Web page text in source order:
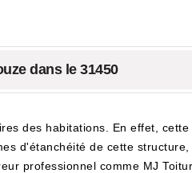
dans le 31450
des habitations. En effet,
d'étanchéité de cette
professionnel comme MJ